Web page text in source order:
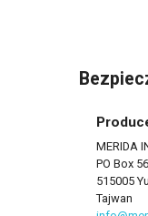
MERIDA
PO Box 56
515005
Tajwan